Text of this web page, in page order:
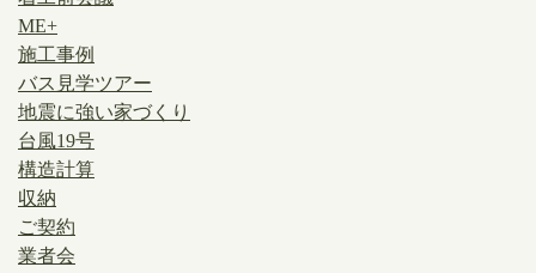
ME+
施工事例
バス見学ツアー
地震に強い家づくり
台風19号
構造計算
収納
ご契約
業者会